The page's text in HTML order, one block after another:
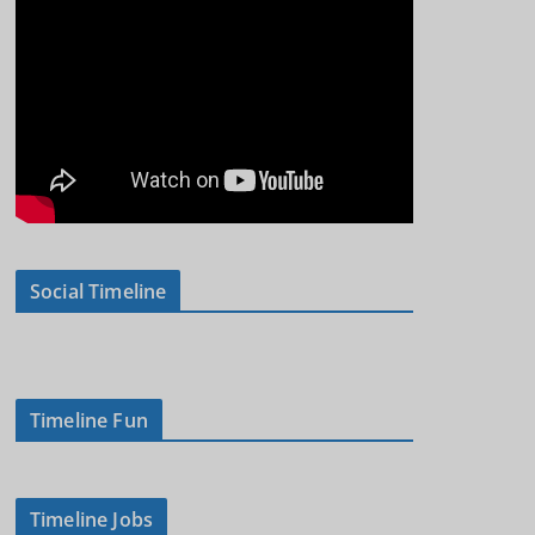
Social Timeline
Timeline Fun
Timeline Jobs